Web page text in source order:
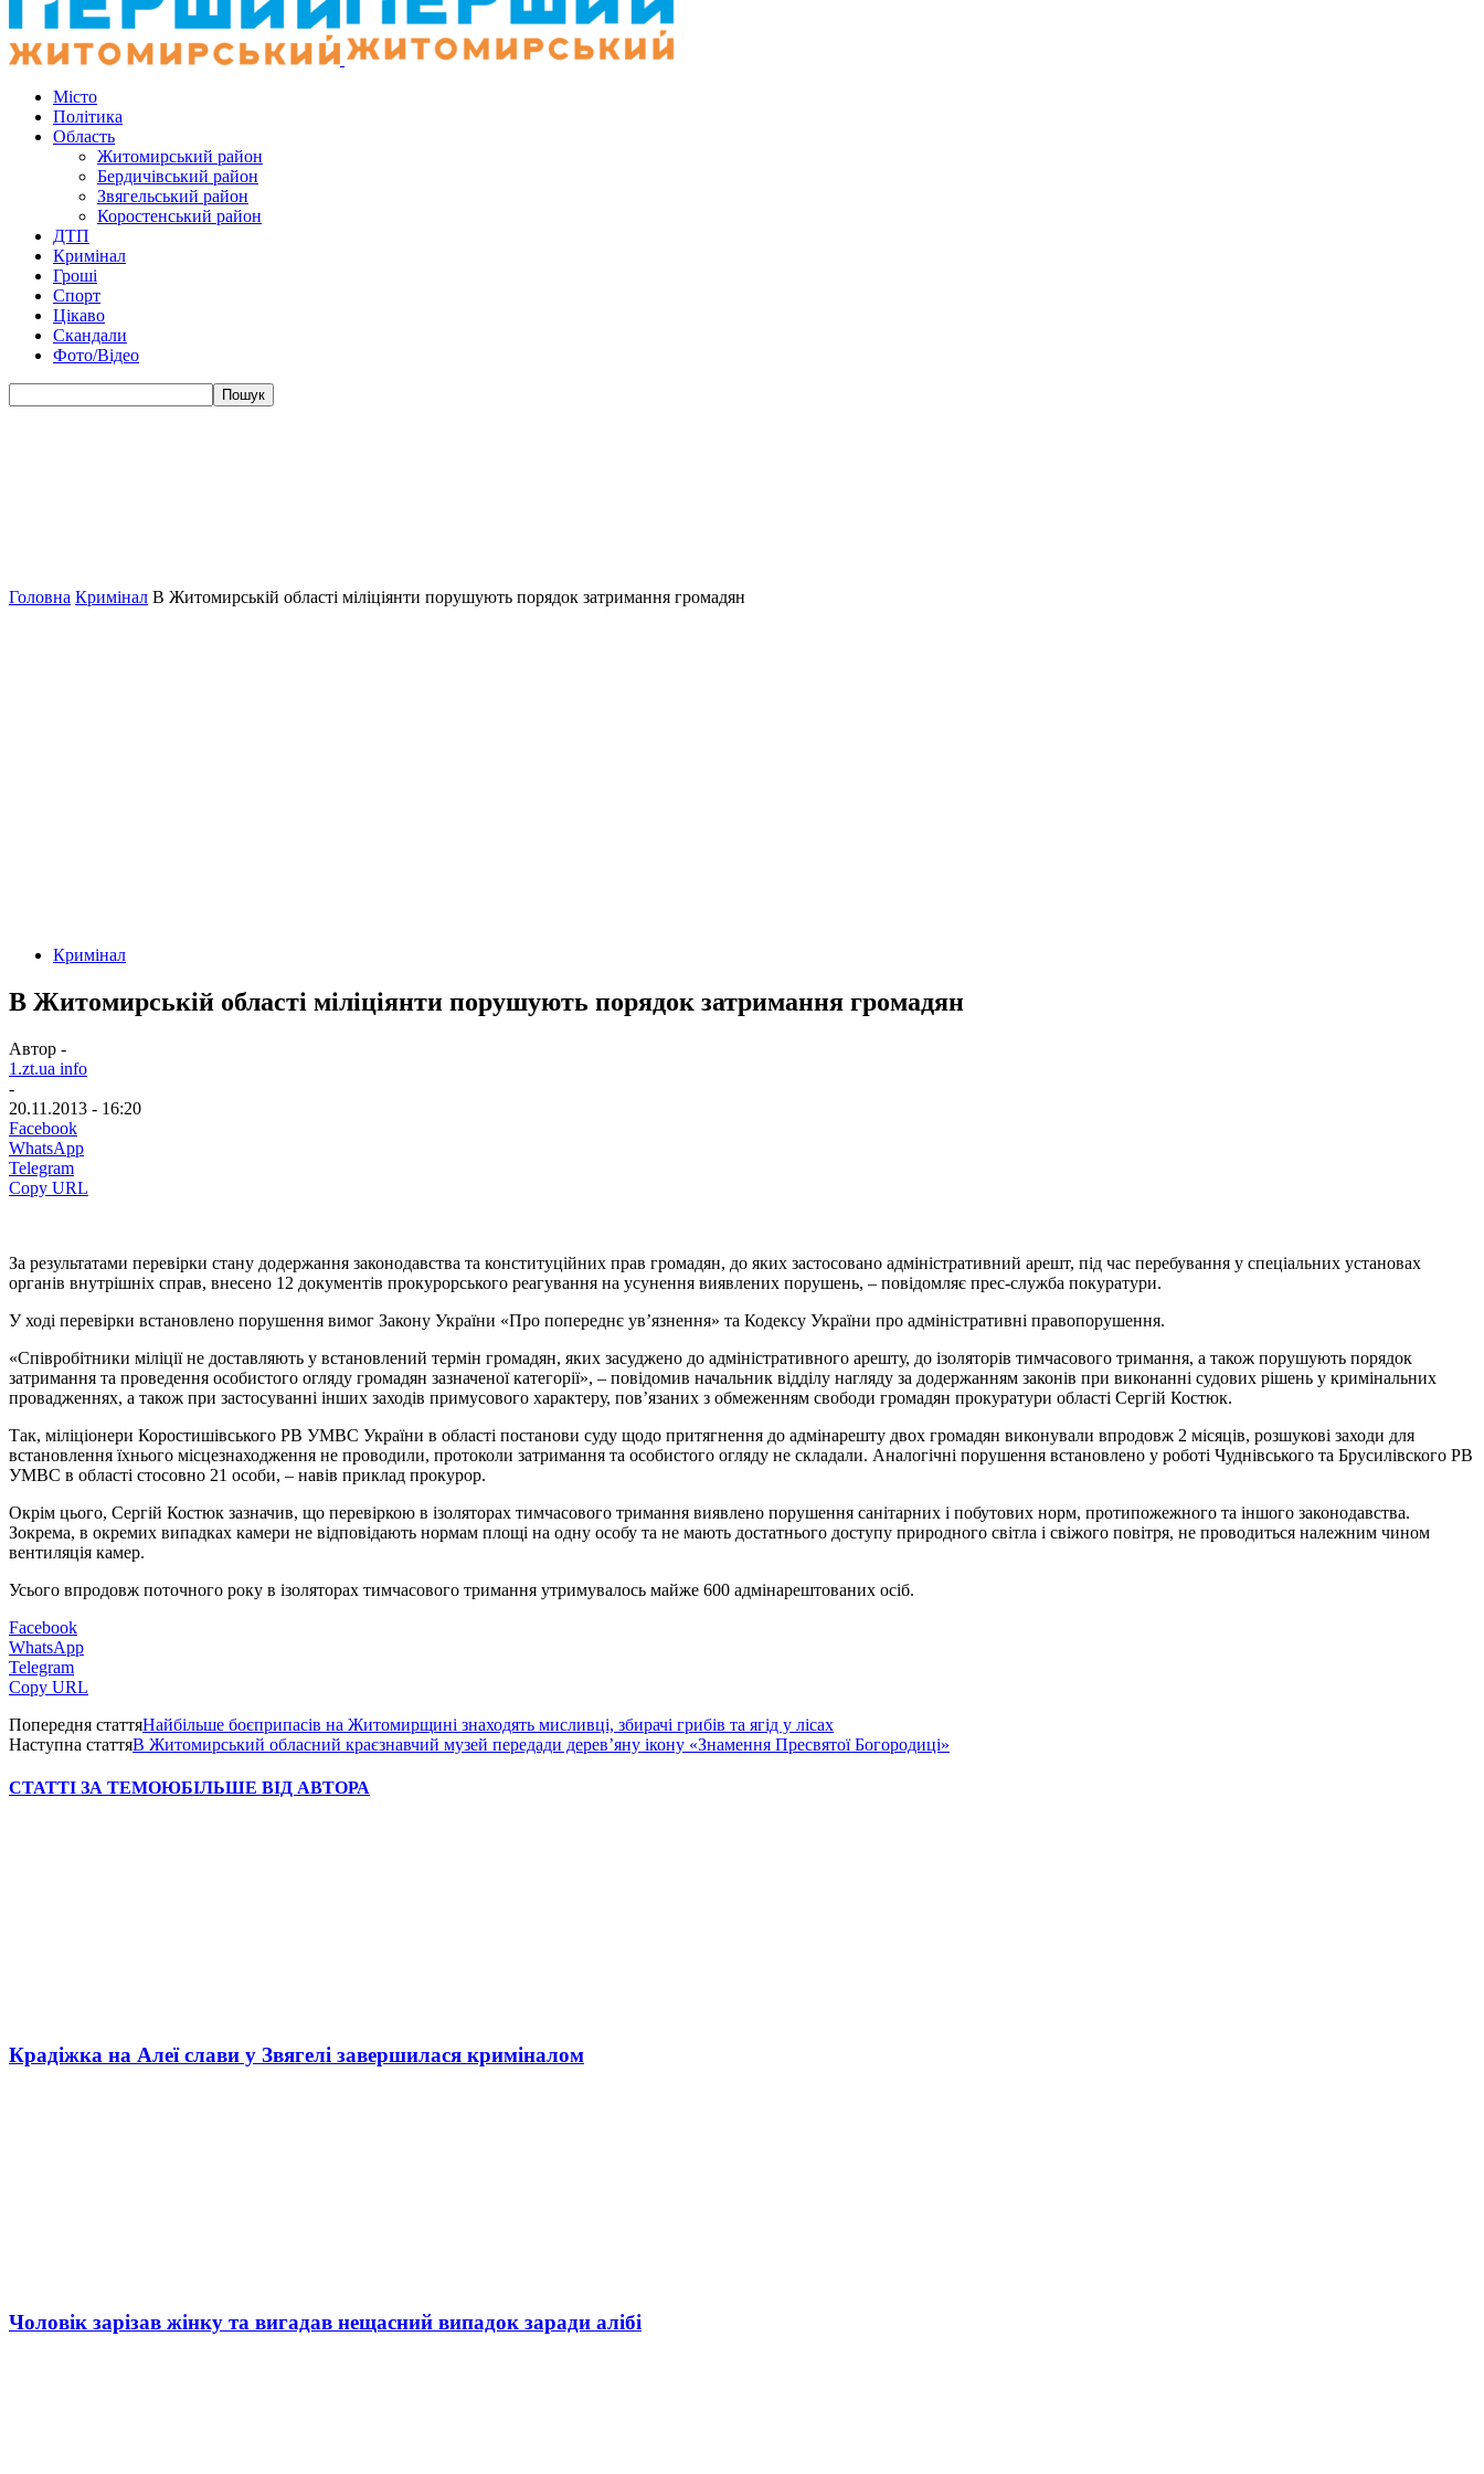
Місто
Політика
Область
Житомирський район
Бердичівський район
Звягельський район
Коростенський район
ДТП
Кримінал
Гроші
Спорт
Цікаво
Скандали
Фото/Відео
Головна Кримінал В Житомирській області міліціянти порушують порядок затримання громадян
Кримінал
В Житомирській області міліціянти порушують порядок затримання громадян
Автор -
1.zt.ua info
-
20.11.2013 - 16:20
Facebook
WhatsApp
Telegram
Copy URL
За результатами перевірки стану додержання законодавства та конституційних прав громадян, до яких застосовано адміністративний арешт, під час перебування у спеціальних установах
органів внутрішніх справ, внесено 12 документів прокурорського реагування на усунення виявлених порушень, – повідомляє прес-служба покуратури.
У ході перевірки встановлено порушення вимог Закону України «Про попереднє ув’язнення» та Кодексу України про адміністративні правопорушення.
«Співробітники міліції не доставляють у встановлений термін громадян, яких засуджено до адміністративного арешту, до ізоляторів тимчасового тримання, а також порушують порядок
затримання та проведення особистого огляду громадян зазначеної категорії», – повідомив начальник відділу нагляду за додержанням законів при виконанні судових рішень у кримінальних
провадженнях, а також при застосуванні інших заходів примусового характеру, пов’язаних з обмеженням свободи громадян прокуратури області Сергій Костюк.
Так, міліціонери Коростишівського РВ УМВС України в області постанови суду щодо притягнення до адмінарешту двох громадян виконували впродовж 2 місяців, розшукові заходи для
встановлення їхнього місцезнаходження не проводили, протоколи затримання та особистого огляду не складали. Аналогічні порушення встановлено у роботі Чуднівського та Брусилівского РВ
УМВС в області стосовно 21 особи, – навів приклад прокурор.
Окрім цього, Сергій Костюк зазначив, що перевіркою в ізоляторах тимчасового тримання виявлено порушення санітарних і побутових норм, протипожежного та іншого законодавства.
Зокрема, в окремих випадках камери не відповідають нормам площі на одну особу та не мають достатнього доступу природного світла і свіжого повітря, не проводиться належним чином
вентиляція камер.
Усього впродовж поточного року в ізоляторах тимчасового тримання утримувалось майже 600 адмінарештованих осіб.
Facebook
WhatsApp
Telegram
Copy URL
Попередня статтяНайбільше боєприпасів на Житомирщині знаходять мисливці, збирачі грибів та ягід у лісах
Наступна статтяВ Житомирський обласний краєзнавчий музей передади дерев’яну ікону «Знамення Пресвятої Богородиці»
СТАТТІ ЗА ТЕМОЮБІЛЬШЕ ВІД АВТОРА
Крадіжка на Алеї слави у Звягелі завершилася криміналом
Чоловік зарізав жінку та вигадав нещасний випадок заради алібі